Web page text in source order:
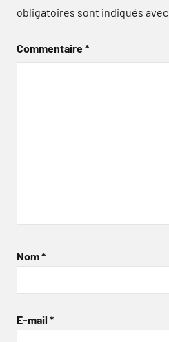
obligatoires sont indiqués avec
Commentaire*
Nom*
E-mail *